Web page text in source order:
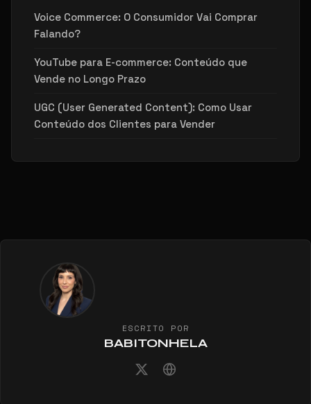
Voice Commerce: O Consumidor Vai Comprar
Falando?
YouTube para E-commerce: Conteúdo que
Vende no Longo Prazo
UGC (User Generated Content): Como Usar
Conteúdo dos Clientes para Vender
ESCRITO POR
BABITONHELA